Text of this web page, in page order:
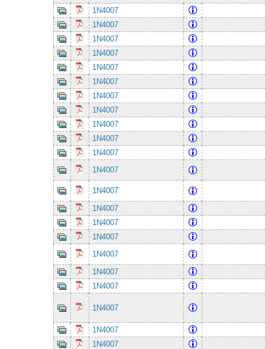
1N4007
1N4007
1N4007
1N4007
1N4007
1N4007
1N4007
1N4007
1N4007
1N4007
1N4007
1N4007
1N4007
1N4007
1N4007
1N4007
1N4007
1N4007
1N4007
1N4007
1N4007
1N4007